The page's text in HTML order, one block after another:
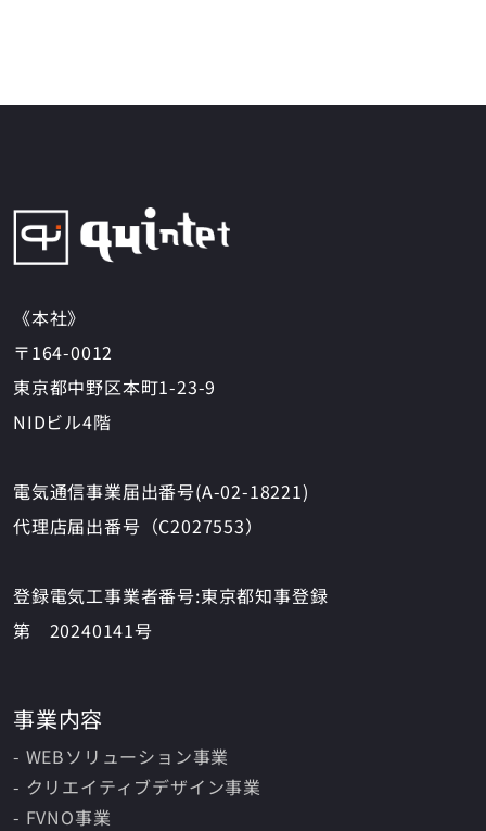
《本社》
〒164-0012
東京都中野区本町1-23-9
NIDビル4階
電気通信事業届出番号(A-02-18221)
代理店届出番号（C2027553）
登録電気工事業者番号:東京都知事登録
第 20240141号
事業内容
- WEBソリューション事業
- クリエイティブデザイン事業
- FVNO事業